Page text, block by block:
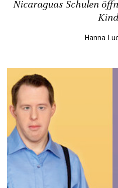
Nicaraguas Schulen
Hanna